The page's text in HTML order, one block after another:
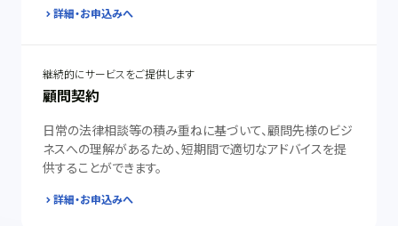
詳細・お申込みへ
継続的にサービスをご提供します
顧問契約
日常の法律相談等の積み重ねに基づいて、顧問先様のビジ
ネスへの理解があるため、短期間で適切なアドバイスを提
供することができます。
詳細・お申込みへ